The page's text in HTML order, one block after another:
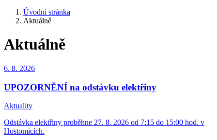
Úvodní stránka
Aktuálně
Aktuálně
6. 8. 2026
UPOZORNĚNÍ na odstávku elektřiny
Aktuality
Odstávka elektřiny proběhne 27. 8. 2026 od 7:15 do 15:00 hod. v
Hostomicích.